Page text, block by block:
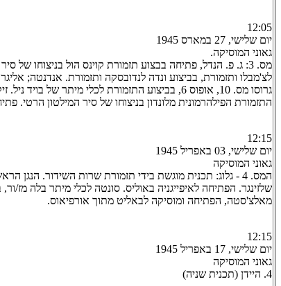
12:05
יום שלישי, 27 במארס 1945
גאוני המוסיקה.
מס. 3: ג. פ. הנדל, פתיחה בבצוע תזמורת קוינס הול בניצוחו של
לצ'מבלו ותזמורת, בביצוע ונדה לנדובסקה ותזמורת. אנדנטה;
גרוסו מס. 10, אופוס 6, בביצוע התזמורת לכלי מיתר של
התזמורת הפילהרמונית מלונדון בניצוחו של סיר המילטון הרטי.
12:15
יום שלישי, 03 באפריל 1945
גאוני המוסיקה
המס. 4 - גלוג: תכנית מוגשת בידי תזמורת שרות השידור. הנגן
שלזינגר. הפתיחה לאיפייגניה באוליס. סונטה לכלי מיתר בלה מז/ור,
מאלצ'סטה, הפתיחה ומוסיקה לבאליט מתוך אורפיאוס.
12:15
יום שלישי, 17 באפריל 1945
גאוני המוסיקה
4. היידן (תכנית שניה)